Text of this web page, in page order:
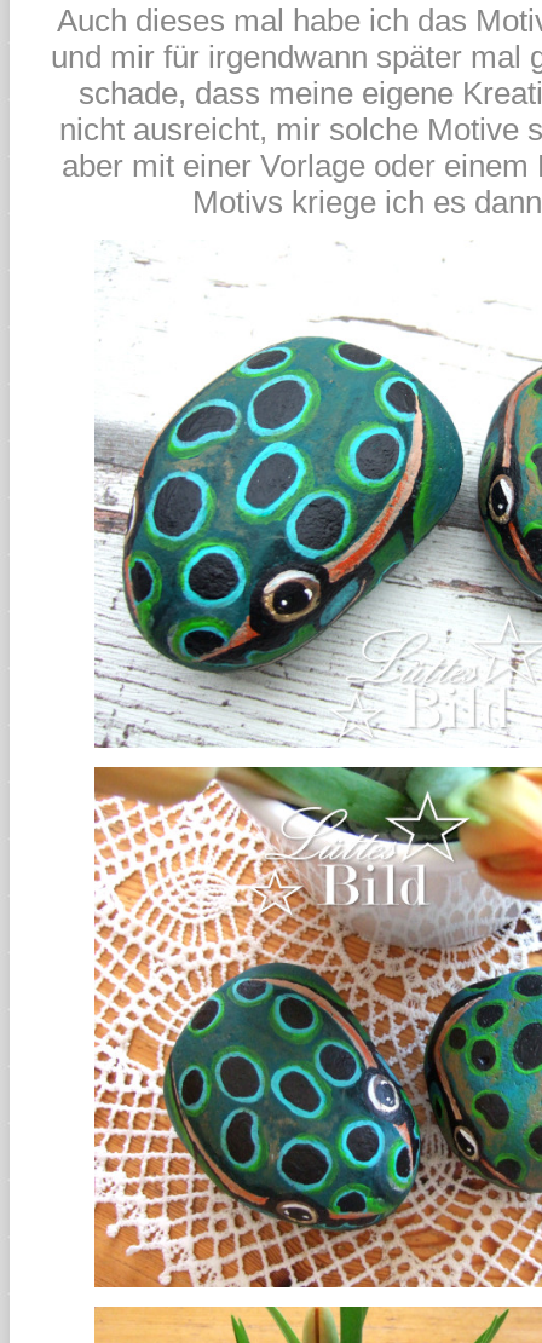
Auch dieses mal habe ich das
und mir für irgendwann später mal
schade, dass meine eigene
nicht ausreicht, mir solche Motive
aber mit einer Vorlage oder einem
Motivs kriege ich es